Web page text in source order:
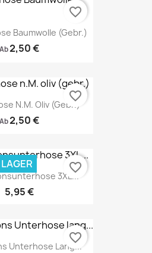
Baumwolle (gebr.)
Ab2,50 €
favorite_border
N.M. Oliv (gebr.)
Ab2,50 €
favorite_border
3XL...
5,95 €
favorite_border
Unterhose Lang...
favorite_border